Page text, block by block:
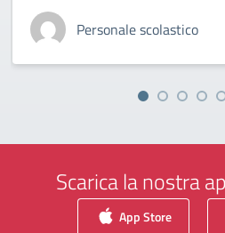
Personale scolastico
Scarica la nostra
App Store